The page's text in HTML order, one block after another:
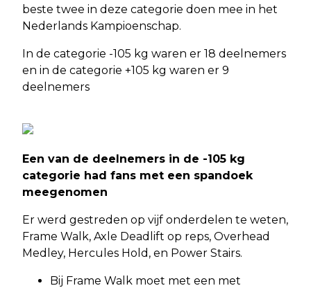
beste twee in deze categorie doen mee in het
Nederlands Kampioenschap.
In de categorie -105 kg waren er 18 deelnemers
en in de categorie +105 kg waren er 9
deelnemers
Een van de deelnemers in de -105 kg
categorie had fans met een spandoek
meegenomen
Er werd gestreden op vijf onderdelen te weten,
Frame Walk, Axle Deadlift op reps, Overhead
Medley, Hercules Hold, en Power Stairs.
Bij Frame Walk moet met een met